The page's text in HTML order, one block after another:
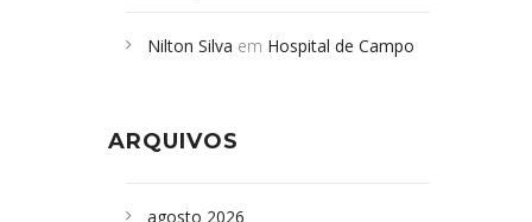
desabamento em São Paulo - Revista
sepultados em SP
Nilton Silva em Hospital de Campo
ARQUIVOS
agosto 2026